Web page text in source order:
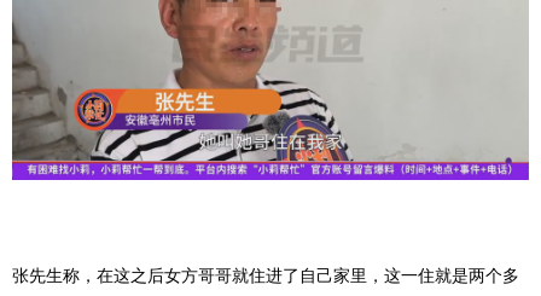
张先生称，在这之后女方哥哥就住进了自己家里，这一住就是两个多